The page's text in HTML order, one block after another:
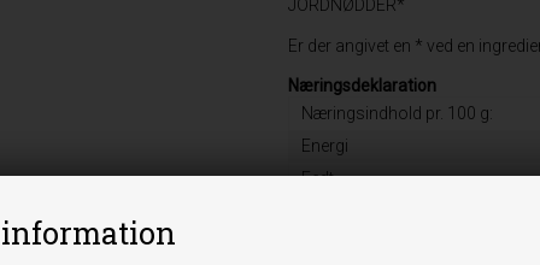
information
JORDNØDDER*
Er der angivet en * ved en
Næringsdeklaration
Næringsindhold pr. 100 g:
Energi
Fedt